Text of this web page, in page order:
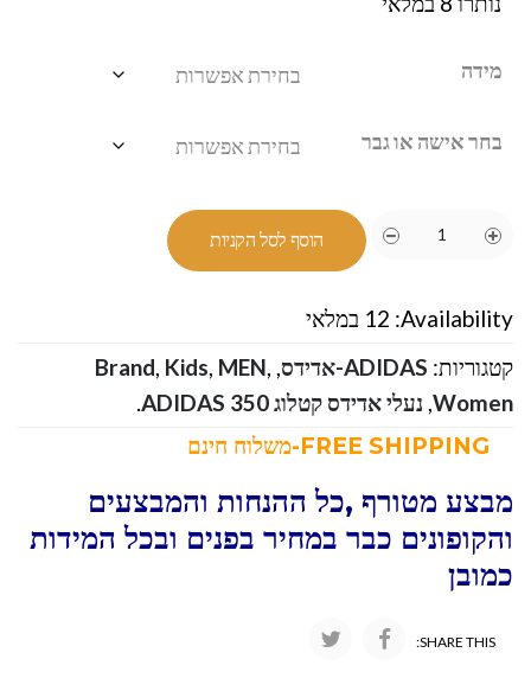
מידה
בחר אישה או גבר
הוסף לסל הקניות
Availability: 12 במלאי
קטגוריות: ADIDAS-אדידס ,
Brand, Kids, MEN,
Women
, נעלי אדידס קטלוג ADIDAS 350
.
מבצע מטורף ,כל ההנחות והמבצעים
והקופונים כבר במחיר בפנים ובכל המידות
כמובן
SHARE THIS: